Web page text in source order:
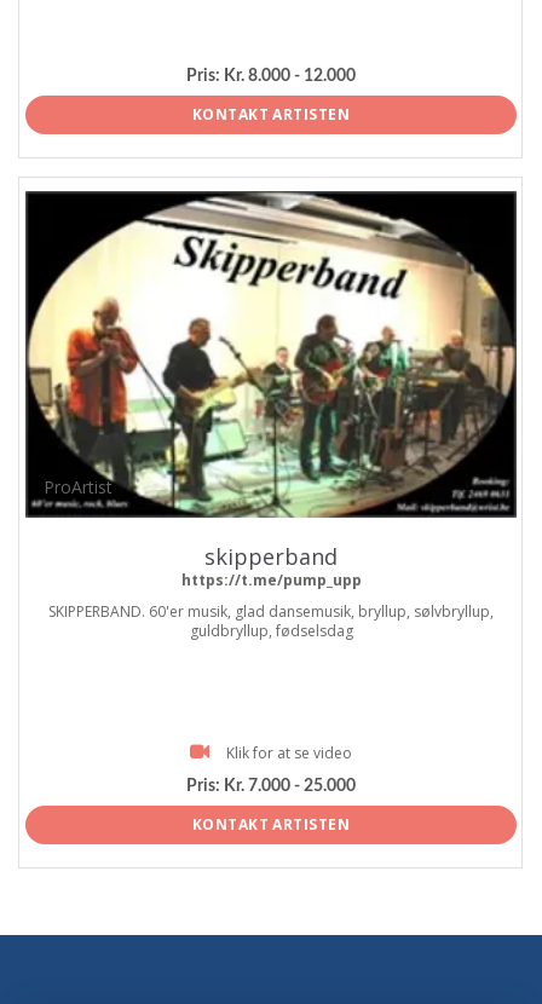
Pris: Kr. 8.000 - 12.000
KONTAKT ARTISTEN
ProArtist
skipperband
https://t.me/pump_upp
SKIPPERBAND. 60'er musik, glad dansemusik, bryllup, sølvbryllup,
guldbryllup, fødselsdag
Klik for at se video
Pris: Kr. 7.000 - 25.000
KONTAKT ARTISTEN